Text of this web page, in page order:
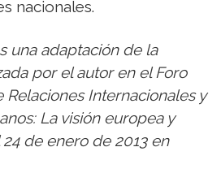
nacionales.
una adaptación de la
por el autor en el Foro
Internacionales y
La visión europea y
de enero de 2013 en